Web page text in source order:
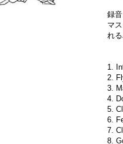
録
マ
れる
1.
2.
3.
4.
5.
6.
7.
8.